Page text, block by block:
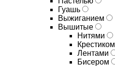
Гуашь
Выжиганием
Вышитые
Нитями
Крестиком
Лентами
Бисером